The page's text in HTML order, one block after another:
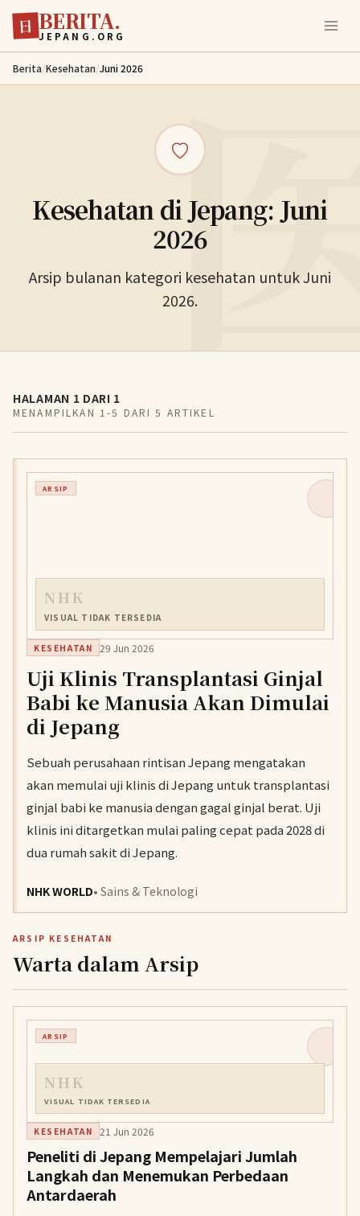
Lewati ke konten utama
日 BERITA.
JEPANG.ORG
Berita/Kesehatan/Juni 2026
Kesehatan di Jepang: Juni
2026
Arsip bulanan kategori kesehatan untuk Juni
2026.
HALAMAN 1 DARI 1
MENAMPILKAN 1-5 DARI 5 ARTIKEL
ARSIP
NHK
VISUAL TIDAK TERSEDIA
KESEHATAN 29 Jun 2026
Uji Klinis Transplantasi Ginjal
Babi ke Manusia Akan Dimulai
di Jepang
Sebuah perusahaan rintisan Jepang mengatakan
akan memulai uji klinis di Jepang untuk transplantasi
ginjal babi ke manusia dengan gagal ginjal berat. Uji
klinis ini ditargetkan mulai paling cepat pada 2028 di
dua rumah sakit di Jepang.
NHK WORLD• Sains & Teknologi
ARSIP KESEHATAN
Warta dalam Arsip
ARSIP
NHK
VISUAL TIDAK TERSEDIA
KESEHATAN 21 Jun 2026
Peneliti di Jepang Mempelajari Jumlah
Langkah dan Menemukan Perbedaan
Antardaerah